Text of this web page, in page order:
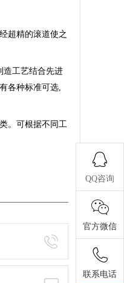
超精的滚道使之
工艺结合先进
各种标准可选,
。可根据不同工
QQ咨询
官方微信
联系电话